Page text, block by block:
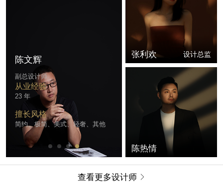
陈文辉
副总设计师
从业经验
23 年
擅长风格
简约、极简、美式、轻奢、其他
张利欢 设计总监
陈热情
查看更多设计师 